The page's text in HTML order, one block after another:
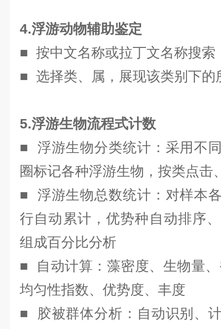
4.浮游动物辅助鉴定
■ 按中文名称或拉丁文名称搜索
■ 选择类、属，展现该类别下的
5.浮游生物流程式计数
■ 浮游生物分类统计：采用不
圈标记各种浮游生物，按类点击
■ 浮游生物总数统计：对样本
行自动累计，优势种自动排序
组成百分比分析
■ 自动计算：藻密度、生物量
均匀性指数、优势度、丰度
■ 胶被群体分析：自动识别、